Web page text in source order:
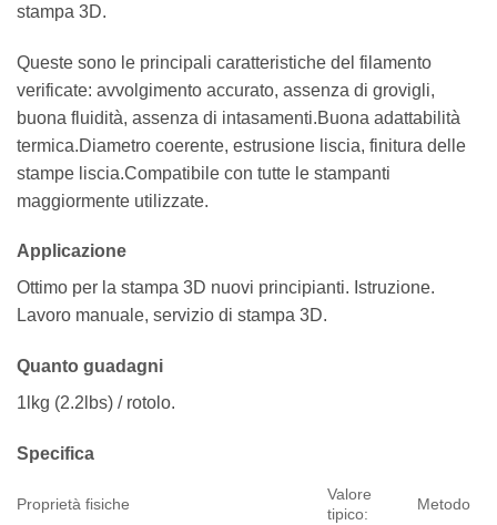
stampa 3D.
Queste sono le principali caratteristiche del filamento
verificate: avvolgimento accurato, assenza di grovigli,
buona fluidità, assenza di intasamenti.Buona adattabilità
termica.Diametro coerente, estrusione liscia, finitura delle
stampe liscia.Compatibile con tutte le stampanti
maggiormente utilizzate.
Applicazione
Ottimo per la stampa 3D nuovi principianti. Istruzione.
Lavoro manuale, servizio di stampa 3D.
Quanto guadagni
1lkg (2.2lbs) / rotolo.
Specifica
Proprietà fisiche
Valore
tipico:
Metodo